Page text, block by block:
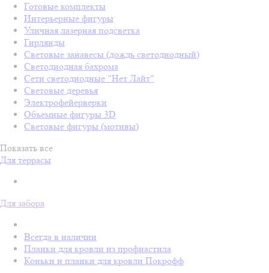
Готовые комплекты
Интерьерные фигуры
Уличная лазерная подсветка
Гирлянды
Световые занавесы (дождь светодиодный)
Светодиодная бахрома
Сети светодиодные "Нет Лайт"
Световые деревья
Электрофейерверки
Объемные фигуры 3D
Световые фигуры (мотивы)
Показать все
Для террасы
Для забора
Всегда в наличии
Планки для кровли из профнастила
Коньки и планки для кровли Покрофф